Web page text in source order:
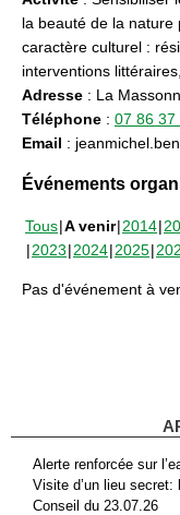
la beauté de la nature
caractère culturel :
interventions
Adresse : La
Téléphone : 07 86 37
Email :
Événements
Tous A venir 2014
2023 2024 2025
Pas d'événement à
Alerte renforcée sur
Visite d’un lieu
Conseil du 23.07.26